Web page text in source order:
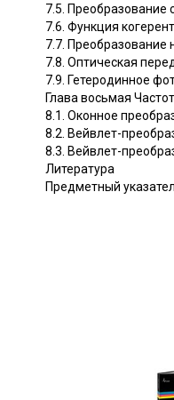
7.5. Преобразование
7.6. Функция
7.7. Преобразование
7.8. Оптическая
7.9. Гетеродинное
Глава восьмая
8.1. Оконное
8.2. Вейвлет-
8.3. Вейвлет-
Литература
Предметный